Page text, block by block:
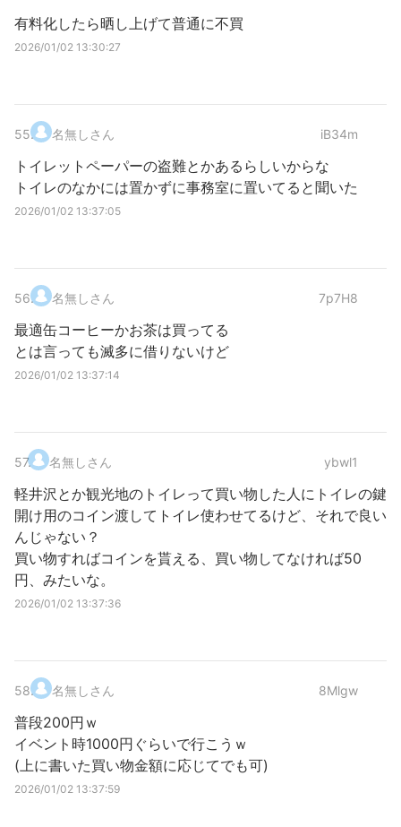
有料化したら晒し上げて普通に不買
2026/01/02 13:30:27
55. 名無しさん iB34m
トイレットペーパーの盗難とかあるらしいからな
トイレのなかには置かずに事務室に置いてると聞いた
2026/01/02 13:37:05
56. 名無しさん 7p7H8
最適缶コーヒーかお茶は買ってる
とは言っても滅多に借りないけど
2026/01/02 13:37:14
57. 名無しさん ybwl1
軽井沢とか観光地のトイレって買い物した人にトイレの鍵
開け用のコイン渡してトイレ使わせてるけど、それで良い
んじゃない？
買い物すればコインを貰える、買い物してなければ50
円、みたいな。
2026/01/02 13:37:36
58. 名無しさん 8Mlgw
普段200円ｗ
イベント時1000円ぐらいで行こうｗ
(上に書いた買い物金額に応じてでも可)
2026/01/02 13:37:59